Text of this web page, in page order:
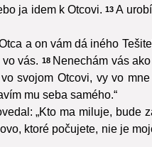
ja idem k Otcovi. 13 A
a on vám dá iného
vás. 18 Nenechám vás
svojom Otcovi, vy vo
mu seba samého.“
„Kto ma miluje, bude
ktoré počujete, nie je